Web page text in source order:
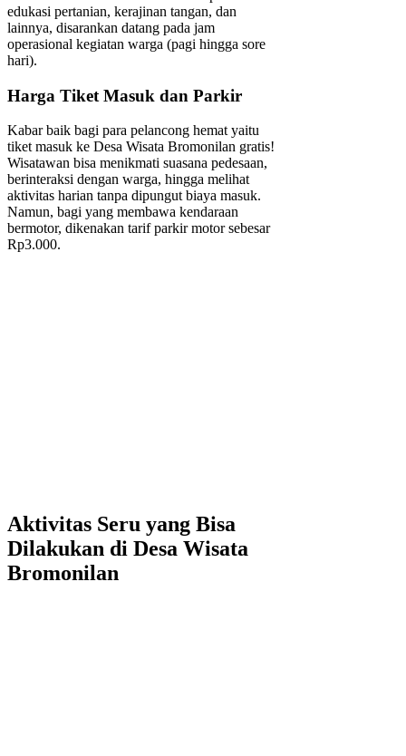
edukasi pertanian, kerajinan tangan, dan
lainnya, disarankan datang pada jam
operasional kegiatan warga (pagi hingga sore
hari).
Harga Tiket Masuk dan Parkir
Kabar baik bagi para pelancong hemat yaitu
tiket masuk ke Desa Wisata Bromonilan gratis!
Wisatawan bisa menikmati suasana pedesaan,
berinteraksi dengan warga, hingga melihat
aktivitas harian tanpa dipungut biaya masuk.
Namun, bagi yang membawa kendaraan
bermotor, dikenakan tarif parkir motor sebesar
Rp3.000.
Aktivitas Seru yang Bisa
Dilakukan di Desa Wisata
Bromonilan